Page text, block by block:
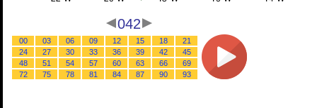
042
00 03 06 09 12 15 18
21
24
27 30 33 36 39 42
45
48
51 54 57 60 63 66
69
72
75 78 81 84 87 90 93